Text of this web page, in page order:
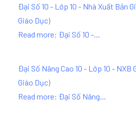
Đại Số 10 - Lớp 10 - Nhà Xuất Bản
Giáo Dục)
Read more: Đại Số 10 -...
Đại Số Nâng Cao 10 - Lớp 10 - NXB
Giáo Dục)
Read more: Đại Số Nâng...